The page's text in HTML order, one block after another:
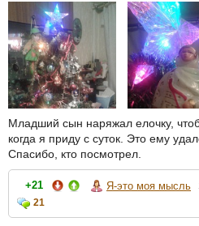
Младший сын наряжал елочку,
когда я приду с суток. Это ему
Спасибо, кто посмотрел.
+21 Я-это моя мысль
21